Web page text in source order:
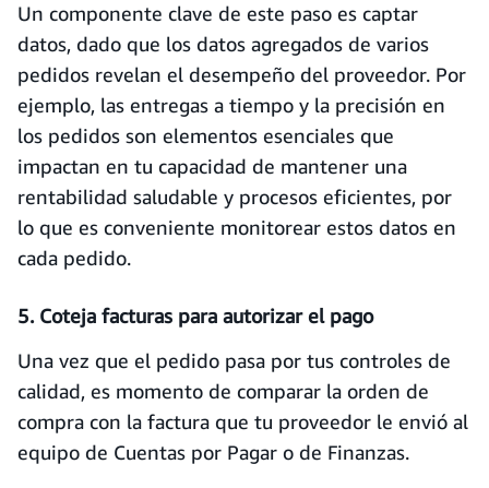
Un componente clave de este paso es captar
datos, dado que los datos agregados de varios
pedidos revelan el desempeño del proveedor. Por
ejemplo, las entregas a tiempo y la precisión en
los pedidos son elementos esenciales que
impactan en tu capacidad de mantener una
rentabilidad saludable y procesos eficientes, por
lo que es conveniente monitorear estos datos en
cada pedido.
5. Coteja facturas para autorizar el pago
Una vez que el pedido pasa por tus controles de
calidad, es momento de comparar la orden de
compra con la factura que tu proveedor le envió al
equipo de Cuentas por Pagar o de Finanzas.